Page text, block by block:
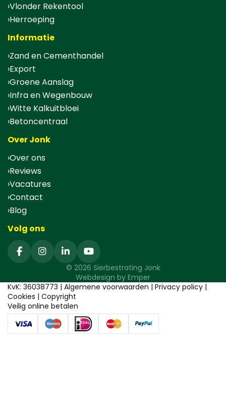
Vlonder Rekentool
Herroeping
Informatie
Zand en Cementhandel
Export
Groene Aanslag
Infra en Wegenbouw
Witte Kalkuitbloei
Betoncentraal
Over Jonk
Over ons
Reviews
Vacatures
Contact
Blog
Volg ons
© 2026 Sierbestrating Jonk
Webdesign by Emper
KvK: 36038773 | Algemene voorwaarden | Privacy policy |
Cookies | Copyright
Veilig online betalen